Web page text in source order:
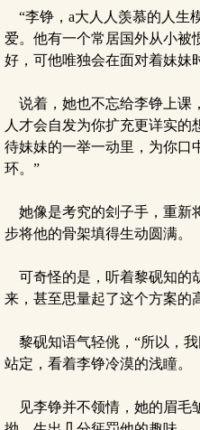
“李铮，a大人人羡慕的人生
爱。他有一个常居国外从小被
好，可他唯独会在面对着妹妹
说着，她也不忘给李铮上课
人才会自发为你扩充更详实
待妹妹的一举一动里，为你口
环。”
她像是考究的刽子手，重新
步将他的骨架填得生动圆满。
可奇怪的是，听着黎砚知的
来，甚至思量起了这个方案的
黎砚知语气轻佻，“所以，
站定，看着李铮冷漠的浅瞳。
见李铮并不领情，她的眉毛